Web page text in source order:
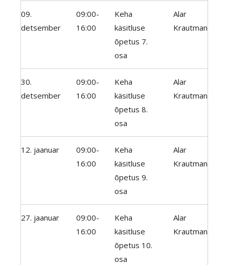
09.
detsember
09:00-
16:00
Keha
käsitluse
õpetus 7.
osa
Alar
Krautman
30.
detsember
09:00-
16:00
Keha
käsitluse
õpetus 8.
osa
Alar
Krautman
12. jaanuar
09:00-
16:00
Keha
käsitluse
õpetus 9.
osa
Alar
Krautman
27. jaanuar
09:00-
16:00
Keha
käsitluse
õpetus 10.
osa
Alar
Krautman